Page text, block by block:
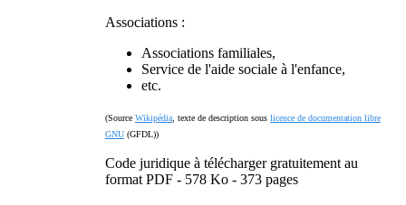
Associations :
Associations familiales,
Service de l'aide sociale à l'enfance,
etc.
(Source Wikipédia , texte de description sous licence de documentation libre
GNU (GFDL))
Code juridique à télécharger gratuitement au
format PDF - 578 Ko - 373 pages